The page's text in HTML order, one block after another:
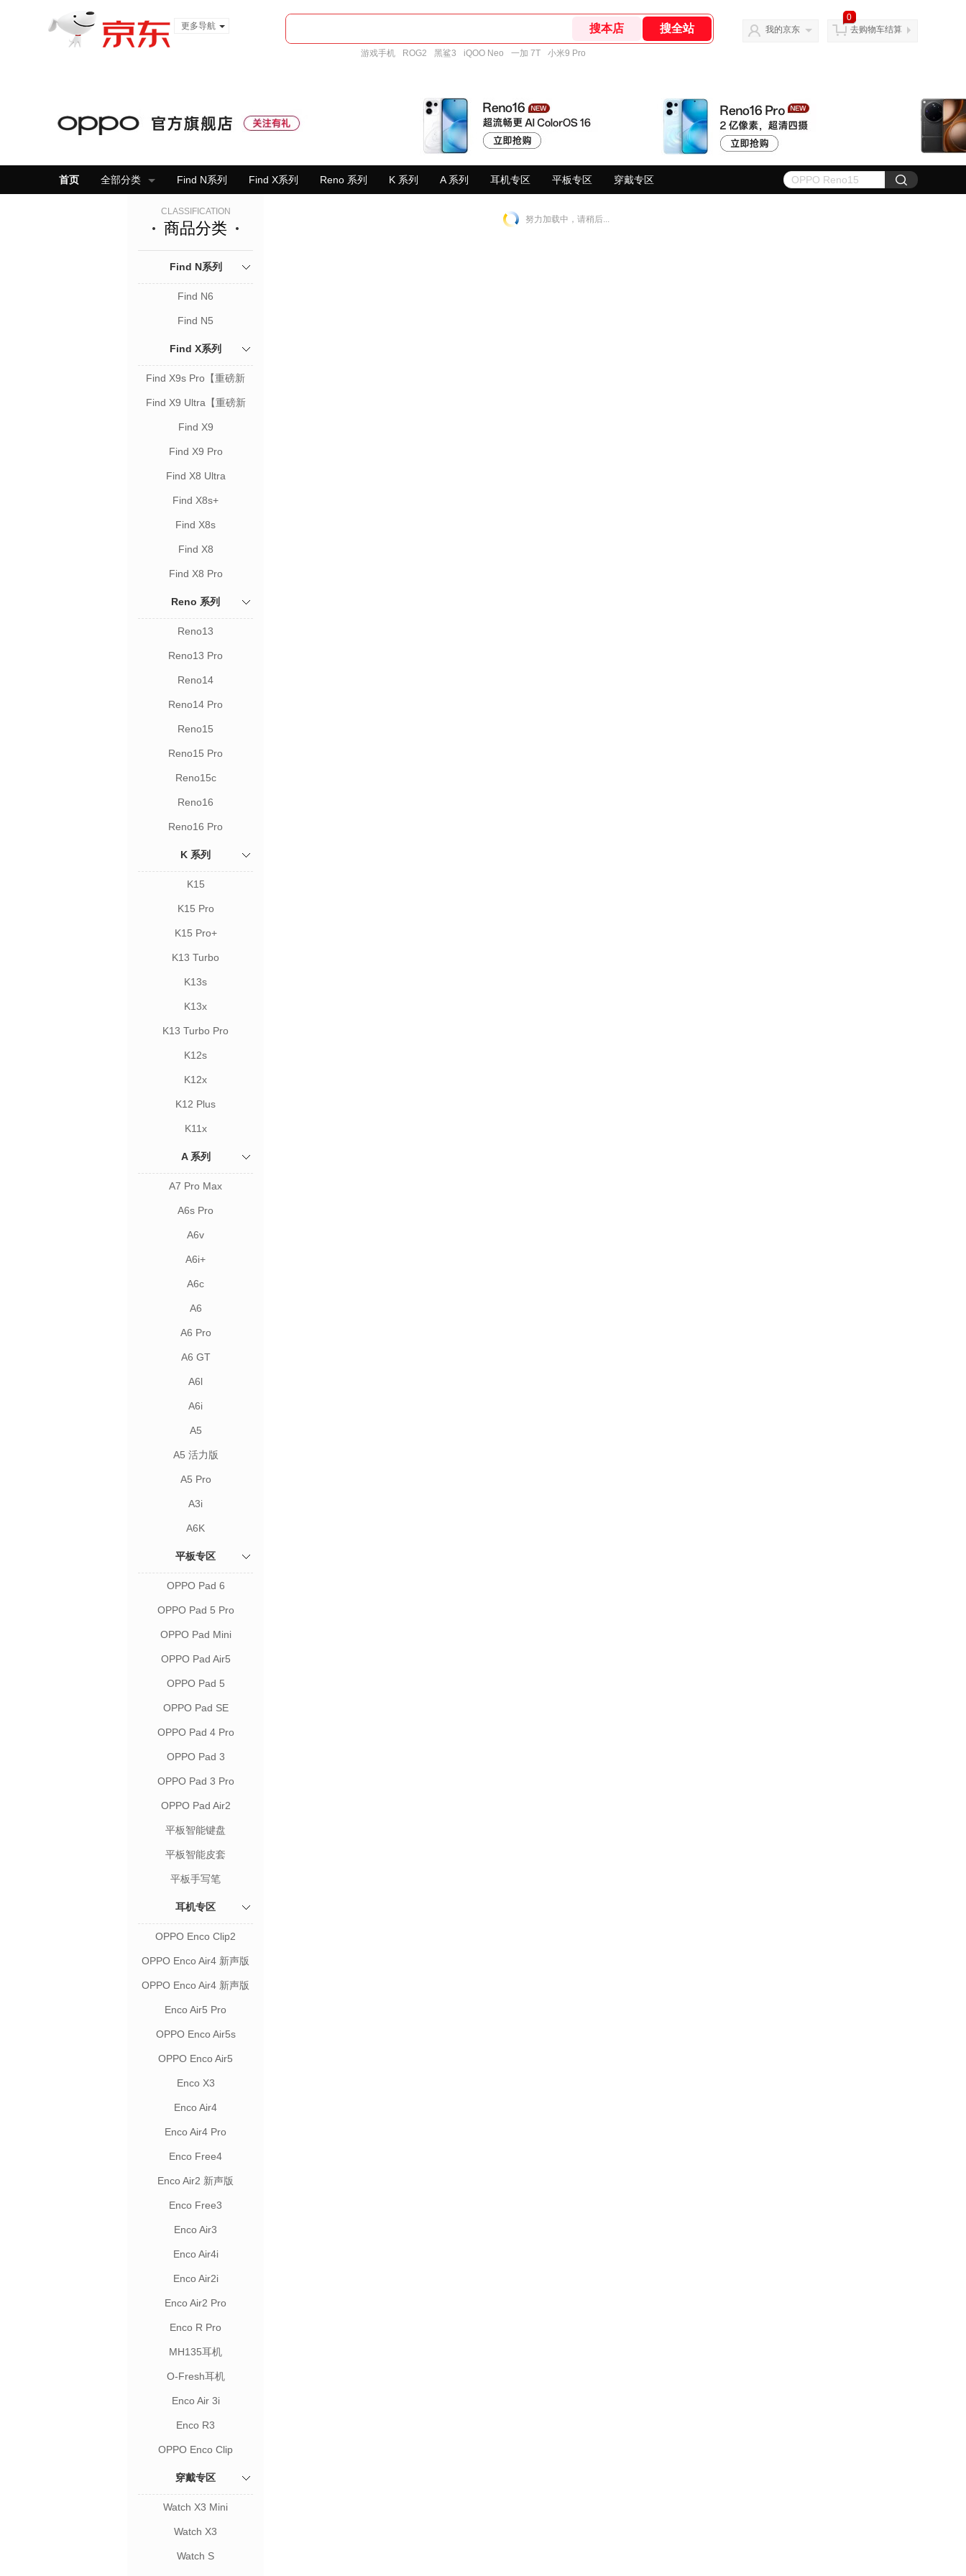
更多导航
游戏手机 ROG2 黑鲨3 iQOO Neo 一加 7T 小米9 Pro
我的京东
0
去购物车结算
首页 全部分类 Find N系列 Find X系列 Reno 系列 K 系列 A 系列 耳机专区 平板专区 穿戴专区
CLASSIFICATION
商品分类
Find N系列
Find N6
Find N5
Find X系列
Find X9s Pro【重磅新
Find X9 Ultra【重磅新
Find X9
Find X9 Pro
Find X8 Ultra
Find X8s+
Find X8s
Find X8
Find X8 Pro
Reno 系列
Reno13
Reno13 Pro
Reno14
Reno14 Pro
Reno15
Reno15 Pro
Reno15c
Reno16
Reno16 Pro
K 系列
K15
K15 Pro
K15 Pro+
K13 Turbo
K13s
K13x
K13 Turbo Pro
K12s
K12x
K12 Plus
K11x
A 系列
A7 Pro Max
A6s Pro
A6v
A6i+
A6c
A6
A6 Pro
A6 GT
A6l
A6i
A5
A5 活力版
A5 Pro
A3i
A6K
平板专区
OPPO Pad 6
OPPO Pad 5 Pro
OPPO Pad Mini
OPPO Pad Air5
OPPO Pad 5
OPPO Pad SE
OPPO Pad 4 Pro
OPPO Pad 3
OPPO Pad 3 Pro
OPPO Pad Air2
平板智能键盘
平板智能皮套
平板手写笔
耳机专区
OPPO Enco Clip2
OPPO Enco Air4 新声版
OPPO Enco Air4 新声版
Enco Air5 Pro
OPPO Enco Air5s
OPPO Enco Air5
Enco X3
Enco Air4
Enco Air4 Pro
Enco Free4
Enco Air2 新声版
Enco Free3
Enco Air3
Enco Air4i
Enco Air2i
Enco Air2 Pro
Enco R Pro
MH135耳机
O-Fresh耳机
Enco Air 3i
Enco R3
OPPO Enco Clip
穿戴专区
Watch X3 Mini
Watch X3
Watch S
努力加载中，请稍后...